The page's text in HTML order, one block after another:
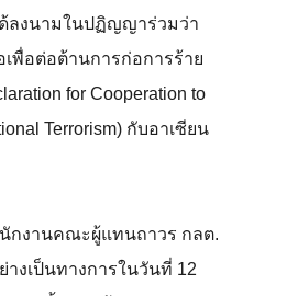
ลงนามในปฏิญญาร่วมว่า
พื่อต่อต้านการก่อการร้าย
for Cooperation to
Terrorism) กับอาเซียน
กงานคณะผู้แทนถาวร กลต.
างเป็นทางการในวันที่ 12